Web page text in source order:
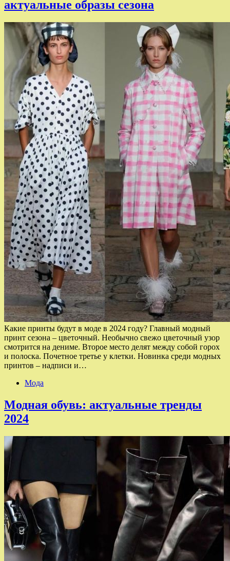
актуальные образы сезона
Какие принты будут в моде в 2024 году? Главный модный
принт сезона – цветочный. Необычно свежо цветочный узор
смотрится на дениме. Второе место делят между собой горох
и полоска. Почетное третье у клетки. Новинка среди модных
принтов – надписи и…
Мода
Модная обувь: актуальные тренды
2024